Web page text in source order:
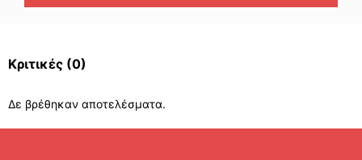
Κριτικές (0)
Δε βρέθηκαν αποτελέσματα.